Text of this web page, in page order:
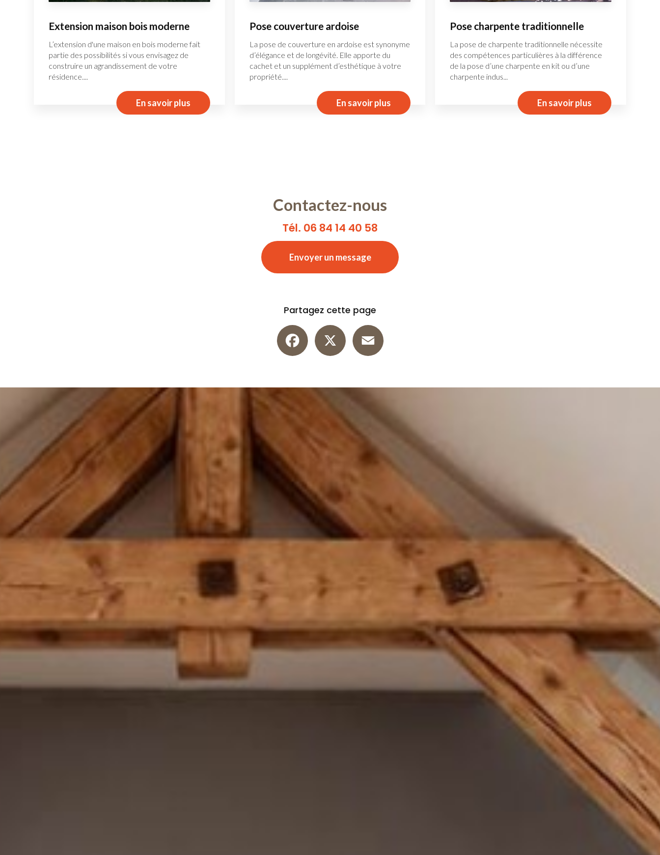
Extension maison bois moderne
L’extension d'une maison en bois moderne fait
partie des possibilités si vous envisagez de
construire un agrandissement de votre
résidence....
En savoir plus
Pose couverture ardoise
La pose de couverture en ardoise est synonyme
d’élégance et de longévité. Elle apporte du
cachet et un supplément d’esthétique à votre
propriété....
En savoir plus
Pose charpente traditionnelle
La pose de charpente traditionnelle nécessite
des compétences particulières à la différence
de la pose d’une charpente en kit ou d’une
charpente indus...
En savoir plus
Contactez-nous
Tél. 06 84 14 40 58
Envoyer un message
Partagez cette page
Facebook